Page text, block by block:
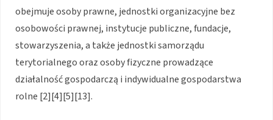
obejmuje osoby prawne, jednostki organizacyjne bez
osobowości prawnej, instytucje publiczne, fundacje,
stowarzyszenia, a także jednostki samorządu
terytorialnego oraz osoby fizyczne prowadzące
działalność gospodarczą i indywidualne gospodarstwa
rolne [2][4][5][13].